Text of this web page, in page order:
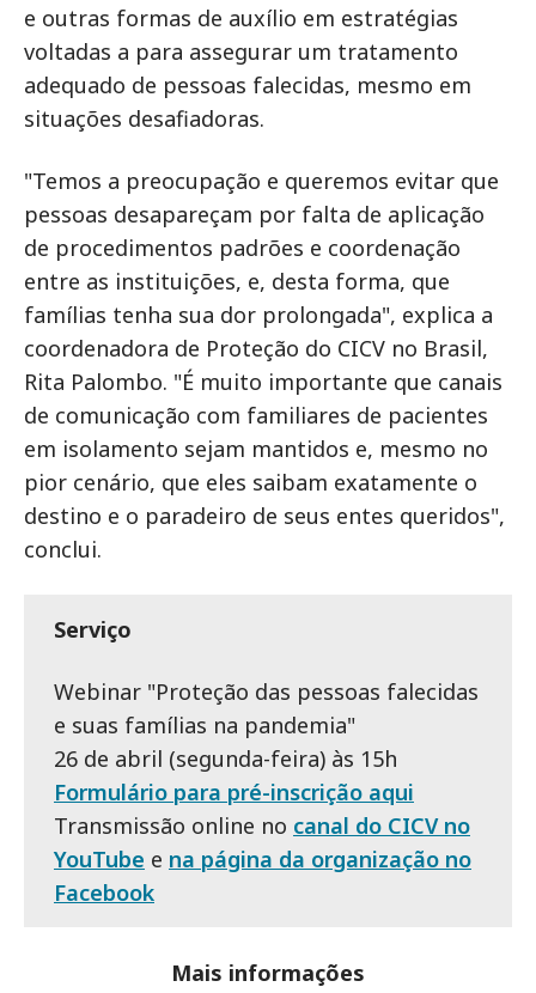
e outras formas de auxílio em estratégias
voltadas a para assegurar um tratamento
adequado de pessoas falecidas, mesmo em
situações desafiadoras.
"Temos a preocupação e queremos evitar que
pessoas desapareçam por falta de aplicação
de procedimentos padrões e coordenação
entre as instituições, e, desta forma, que
famílias tenha sua dor prolongada", explica a
coordenadora de Proteção do CICV no Brasil,
Rita Palombo. "É muito importante que canais
de comunicação com familiares de pacientes
em isolamento sejam mantidos e, mesmo no
pior cenário, que eles saibam exatamente o
destino e o paradeiro de seus entes queridos",
conclui.
Serviço
Webinar "Proteção das pessoas falecidas
e suas famílias na pandemia"
26 de abril (segunda-feira) às 15h
Formulário para pré-inscrição aqui
Transmissão online no canal do CICV no
YouTube e na página da organização no
Facebook
Mais informações